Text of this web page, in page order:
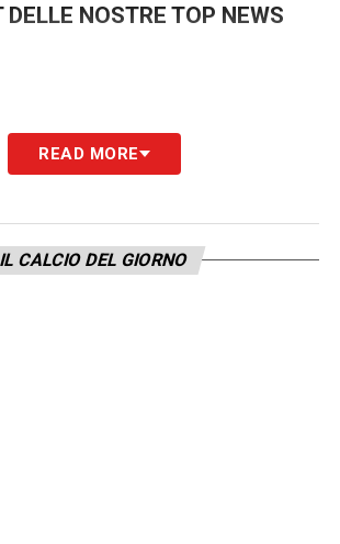
NOSTRE TOP NEWS
READ MORE
IL CALCIO DEL GIORNO